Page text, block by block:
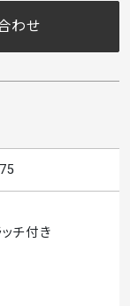
わせ
ッチ付き